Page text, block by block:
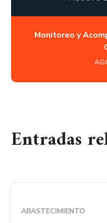
Monitoreo y
Entradas
ABASTECIMIENTO